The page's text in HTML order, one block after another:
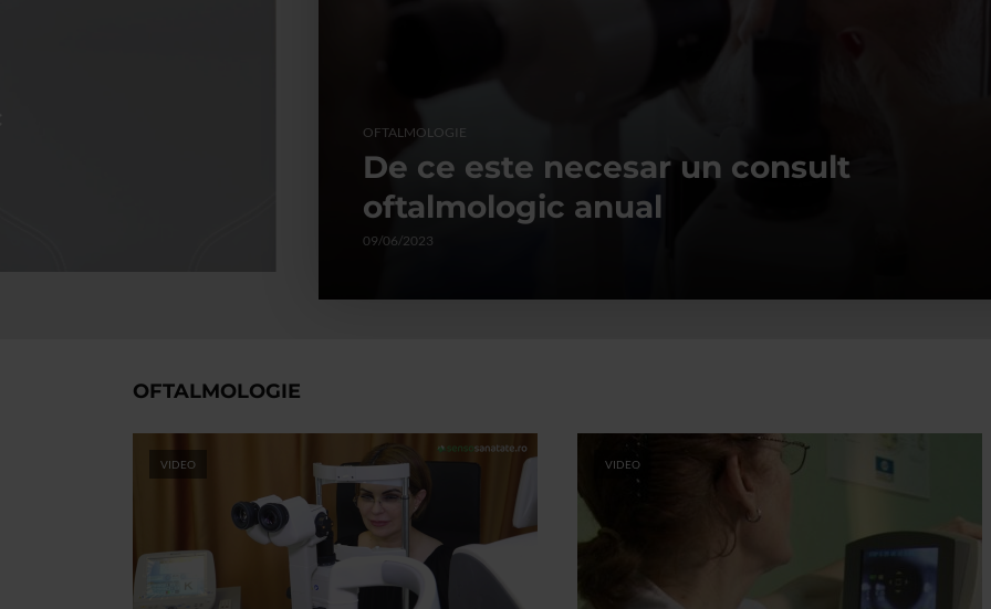
OFTALMOLOGIE
De ce este necesar un consult
oftalmologic anual
09/06/2023
OFTALMOLOGIE
VIDEO VIDEO